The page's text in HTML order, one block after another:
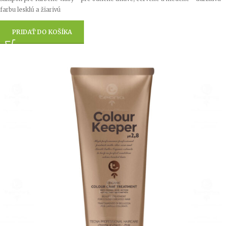
farbu lesklú a žiarivú
PRIDAŤ DO KOŠÍKA